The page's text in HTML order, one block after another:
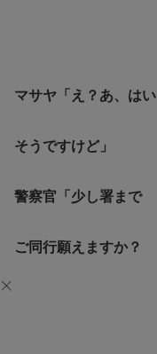
マサヤ「え？あ、はい
そうですけど」
警察官「少し署まで
ご同行願えますか？